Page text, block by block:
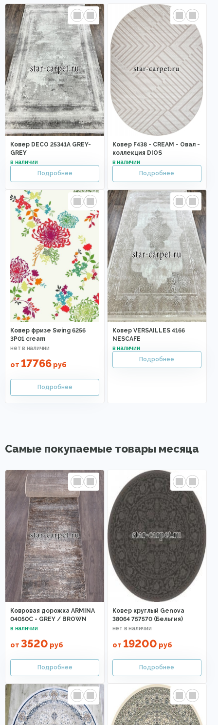
Ковер DECO 25341A GREY-
GREY
Ковер F438 - CREAM - Овал -
коллекция DIOS
Ковер фризе Swing 6256
3P01 cream
от 17766 руб
Ковер VERSAILLES 4166
NESCAFE
Самые покупаемые товары месяца
Ковровая дорожка ARMINA
04050C - GREY / BROWN
от 3520 руб
Ковер круглый Genova
38064 757570 (Бельгия)
от 19200 руб